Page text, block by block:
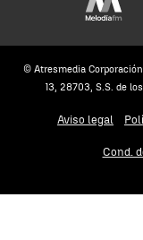
© Atresmedia
13, 28703, S.S. de
Aviso legal
Cond.